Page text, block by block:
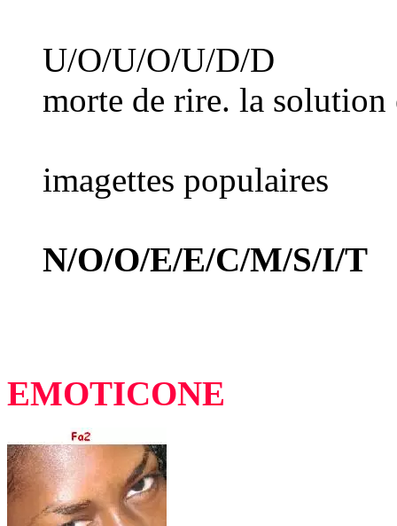
U/O/U/O/U/D/D
morte de rire. la
imagettes populaires
N/O/O/E/E/C/M/S/I/T
EMOTICONE